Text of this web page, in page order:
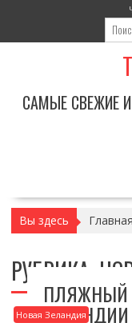
содержимому
САМЫЕ СВЕЖИЕ
Вы здесь Главная
РУБРИКА:
Новая Зеландия
ПЛЯЖНЫЙ
ЗЕЛАНДИИ